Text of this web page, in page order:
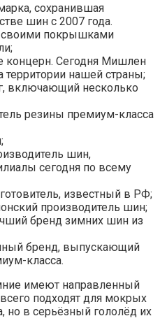
сохранившая
шин с 2007 года.
своими покрышками
концерн. Сегодня Мишлен
территории нашей страны;
включающий несколько
резины премиум-класса
шин,
сегодня по всему
известный в РФ;
производитель шин;
бренд зимних шин из
бренд, выпускающий
класса.
имеют направленный
подходят для мокрых
но в серьёзный гололёд их